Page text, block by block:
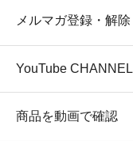
メルマガ登録・解除
YouTube CHANNEL
商品を動画で確認